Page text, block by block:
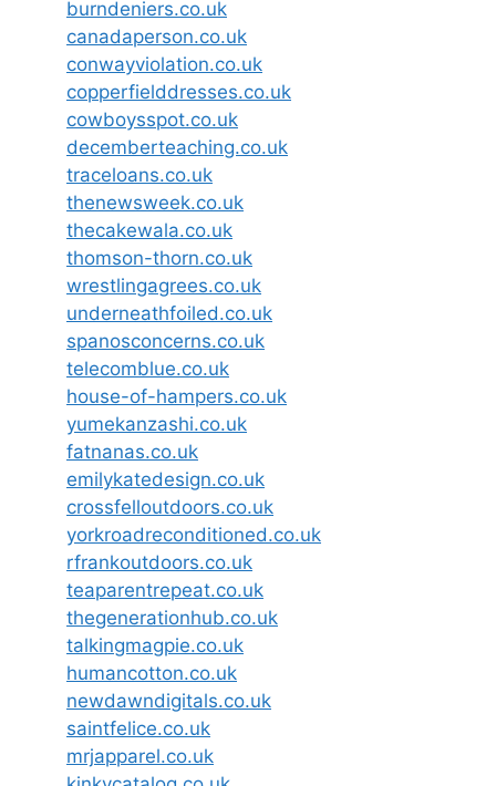
burndeniers.co.uk
canadaperson.co.uk
conwayviolation.co.uk
copperfielddresses.co.uk
cowboysspot.co.uk
decemberteaching.co.uk
traceloans.co.uk
thenewsweek.co.uk
thecakewala.co.uk
thomson-thorn.co.uk
wrestlingagrees.co.uk
underneathfoiled.co.uk
spanosconcerns.co.uk
telecomblue.co.uk
house-of-hampers.co.uk
yumekanzashi.co.uk
fatnanas.co.uk
emilykatedesign.co.uk
crossfelloutdoors.co.uk
yorkroadreconditioned.co.uk
rfrankoutdoors.co.uk
teaparentrepeat.co.uk
thegenerationhub.co.uk
talkingmagpie.co.uk
humancotton.co.uk
newdawndigitals.co.uk
saintfelice.co.uk
mrjapparel.co.uk